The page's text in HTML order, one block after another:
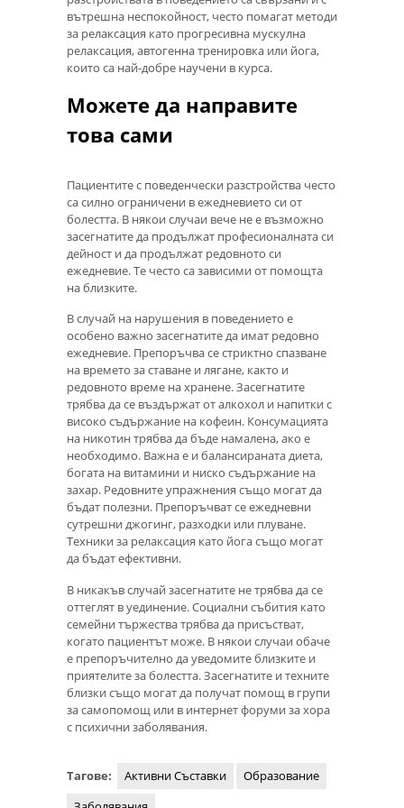
вътрешна неспокойност, често помагат методи
за релаксация като прогресивна мускулна
релаксация, автогенна тренировка или йога,
които са най-добре научени в курса.
Можете да направите
това сами
Пациентите с поведенчески разстройства често
са силно ограничени в ежедневието си от
болестта. В някои случаи вече не е възможно
засегнатите да продължат професионалната си
дейност и да продължат редовното си
ежедневие. Те често са зависими от помощта
на близките.
В случай на нарушения в поведението е
особено важно засегнатите да имат редовно
ежедневие. Препоръчва се стриктно спазване
на времето за ставане и лягане, както и
редовното време на хранене. Засегнатите
трябва да се въздържат от алкохол и напитки с
високо съдържание на кофеин. Консумацията
на никотин трябва да бъде намалена, ако е
необходимо. Важна е и балансираната диета,
богата на витамини и ниско съдържание на
захар. Редовните упражнения също могат да
бъдат полезни. Препоръчват се ежедневни
сутрешни джогинг, разходки или плуване.
Техники за релаксация като йога също могат
да бъдат ефективни.
В никакъв случай засегнатите не трябва да се
оттеглят в уединение. Социални събития като
семейни тържества трябва да присъстват,
когато пациентът може. В някои случаи обаче
е препоръчително да уведомите близките и
приятелите за болестта. Засегнатите и техните
близки също могат да получат помощ в групи
за самопомощ или в интернет форуми за хора
с психични заболявания.
Тагове: Активни Съставки
Образование